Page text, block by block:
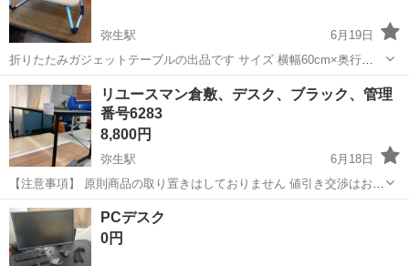
弥生駅
6月19日
折りたたみガジェットテーブルの出品です サイズ 横幅60cm×奥行
40cm×高さ26cm 本体重量 約2kg テーブルの溝にタブレット機器
を立てて充電しながら使用できます 写真4.5は天板にキズがあります
その他目...
岡山 倉敷市 テーブル ガジェット
リユースマン倉敷、デスク、ブラック、管理
番号6283
8,800円
弥生駅
6月18日
【注意事項】 原則商品の取り置きはしておりません 値引き交渉はお受
けできません 購入のタイミングが重なった場合は店頭販売を優先させ
て頂きます m(_ _)m 上記問合せ、またはテンプレートでのご質問には
お返事しておりま...
岡山 倉敷市 弥生駅
PCデスク
0円